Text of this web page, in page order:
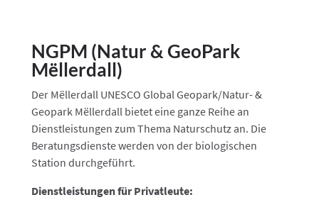
NGPM (Natur & GeoPark
Mëllerdall)
Der Mëllerdall UNESCO Global Geopark/Natur- &
Geopark Mëllerdall bietet eine ganze Reihe an
Dienstleistungen zum Thema Naturschutz an. Die
Beratungsdienste werden von der biologischen
Station durchgeführt.
Dienstleistungen für Privatleute: